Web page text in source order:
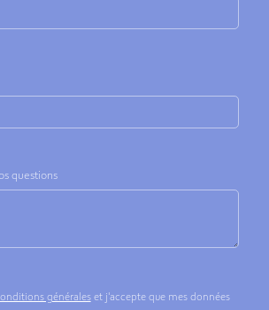
questions
généraleset j'accepte que mes données